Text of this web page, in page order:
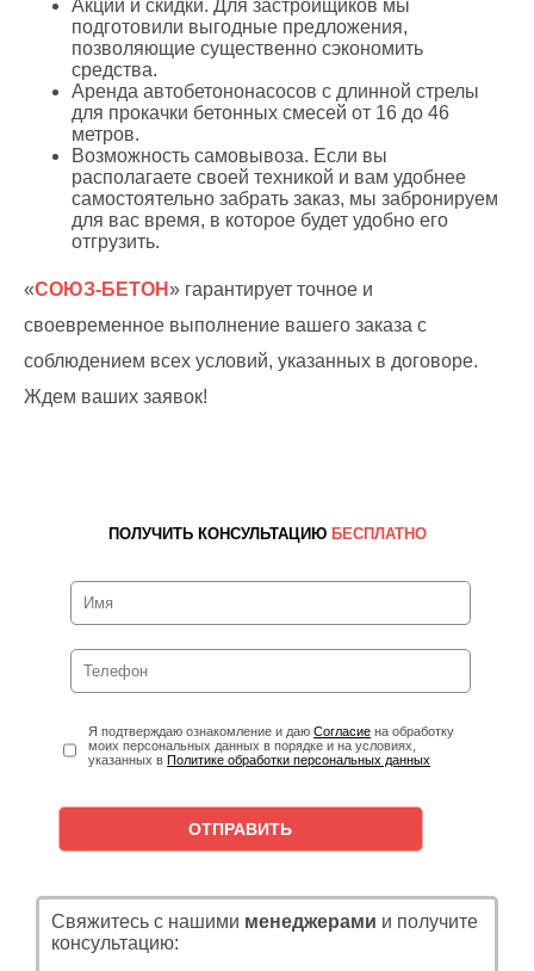
Акции и скидки. Для застройщиков мы
подготовили выгодные предложения,
позволяющие существенно сэкономить
средства.
Аренда автобетононасосов с длинной стрелы
для прокачки бетонных смесей от 16 до 46
метров.
Возможность самовывоза. Если вы
располагаете своей техникой и вам удобнее
самостоятельно забрать заказ, мы забронируем
для вас время, в которое будет удобно его
отгрузить.
«СОЮЗ-БЕТОН» гарантирует точное и
своевременное выполнение вашего заказа с
соблюдением всех условий, указанных в договоре.
Ждем ваших заявок!
ПОЛУЧИТЬ КОНСУЛЬТАЦИЮ БЕСПЛАТНО
Я подтверждаю ознакомление и даюСогласие на обработку
моих персональных данных в порядке и на условиях,
указанных вПолитике обработки персональных данных
Свяжитесь с нашими менеджерами и получите
консультацию: